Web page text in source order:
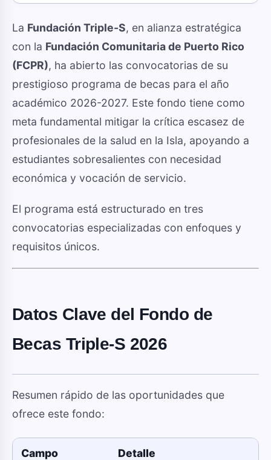
La Fundación Triple-S, en alianza estratégica
con la Fundación Comunitaria de Puerto Rico
(FCPR), ha abierto las convocatorias de su
prestigioso programa de becas para el año
académico 2026-2027. Este fondo tiene como
meta fundamental mitigar la crítica escasez de
profesionales de la salud en la Isla, apoyando a
estudiantes sobresalientes con necesidad
económica y vocación de servicio.
El programa está estructurado en tres
convocatorias especializadas con enfoques y
requisitos únicos.
Datos Clave del Fondo de
Becas Triple-S 2026
Resumen rápido de las oportunidades que
ofrece este fondo:
Campo Detalle